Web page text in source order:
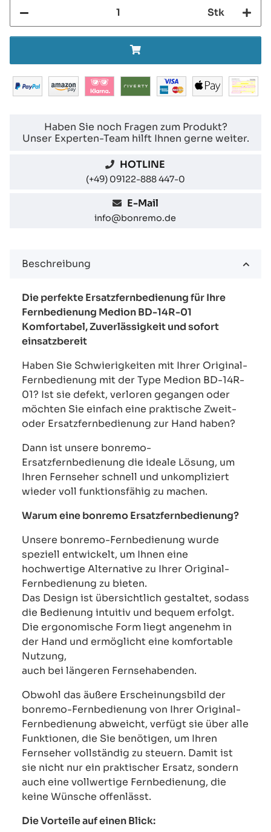
Stk
Haben Sie noch Fragen zum Produkt?
Unser Experten-Team hilft Ihnen gerne weiter.
HOTLINE
(+49) 09122-888 447-0
E-Mail
info@bonremo.de
Beschreibung
Die perfekte Ersatzfernbedienung für Ihre
Fernbedienung Medion BD-14R-01
Komfortabel, Zuverlässigkeit und sofort
einsatzbereit
Haben Sie Schwierigkeiten mit Ihrer Original-
Fernbedienung mit der Type Medion BD-14R-
01? Ist sie defekt, verloren gegangen oder
möchten Sie einfach eine praktische Zweit-
oder Ersatzfernbedienung zur Hand haben?
Dann ist unsere bonremo-
Ersatzfernbedienung die ideale Lösung, um
Ihren Fernseher schnell und unkompliziert
wieder voll funktionsfähig zu machen.
Warum eine bonremo Ersatzfernbedienung?
Unsere bonremo-Fernbedienung wurde
speziell entwickelt, um Ihnen eine
hochwertige Alternative zu Ihrer Original-
Fernbedienung zu bieten.
Das Design ist übersichtlich gestaltet, sodass
die Bedienung intuitiv und bequem erfolgt.
Die ergonomische Form liegt angenehm in
der Hand und ermöglicht eine komfortable
Nutzung,
auch bei längeren Fernsehabenden.
Obwohl das äußere Erscheinungsbild der
bonremo-Fernbedienung von Ihrer Original-
Fernbedienung abweicht, verfügt sie über alle
Funktionen, die Sie benötigen, um Ihren
Fernseher vollständig zu steuern. Damit ist
sie nicht nur ein praktischer Ersatz, sondern
auch eine vollwertige Fernbedienung, die
keine Wünsche offenlässt.
Die Vorteile auf einen Blick: